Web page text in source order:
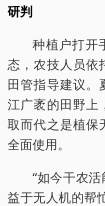
研判
种植户打开
态，农技人员依
田管指导建议。
江广袤的田野上
取而代之是植保
全面使用。
“如今干农
益于无人机的帮